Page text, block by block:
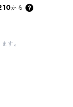
から
す。